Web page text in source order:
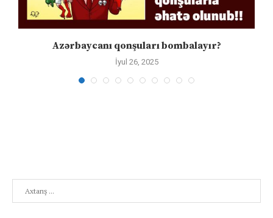
Azərbaycanı qonşuları bombalayır?
İyul 26, 2025